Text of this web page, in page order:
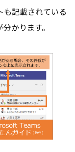
記載されている
かります。